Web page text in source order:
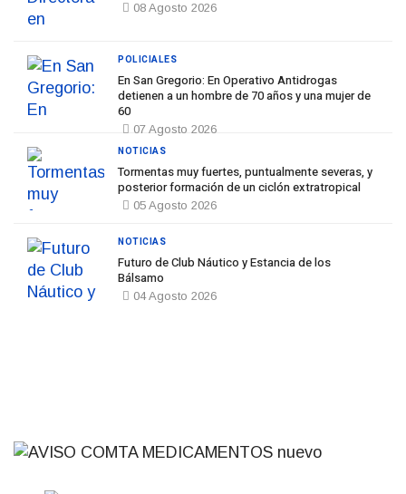
08 Agosto 2026
En San Gregorio: En Operativo Antidrogas
detienen a un hombre de 70 años y una mujer de
60
07 Agosto 2026
POLICIALES
Tormentas muy fuertes, puntualmente severas, y
posterior formación de un ciclón extratropical
05 Agosto 2026
NOTICIAS
Futuro de Club Náutico y Estancia de los
Bálsamo
04 Agosto 2026
NOTICIAS